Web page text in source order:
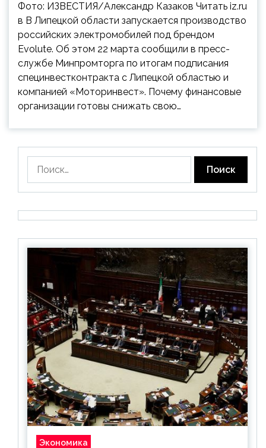
Фото: ИЗВЕСТИЯ/Александр Казаков Читать iz.ru
в В Липецкой области запускается производство
российских электромобилей под брендом
Evolute. Об этом 22 марта сообщили в пресс-
службе Минпромторга по итогам подписания
специнвестконтракта с Липецкой областью и
компанией «Моторинвест». Почему финансовые
организации готовы снижать свою…
Экономика